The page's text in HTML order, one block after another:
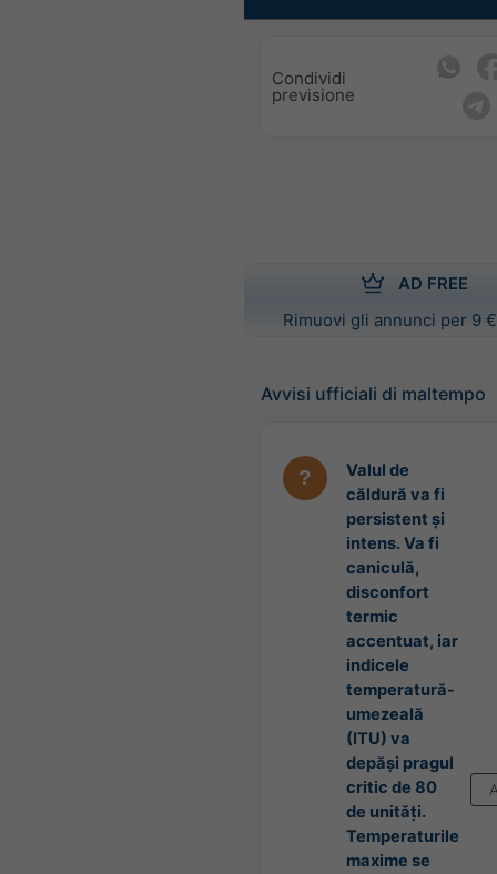
Condividi
previsione
AD FREE
Rimuovi gli annunci per 9
Avvisi ufficiali di maltempo
Valul de
căldură va fi
persistent și
intens. Va fi
caniculă,
disconfort
termic
accentuat, iar
indicele
temperatură-
umezeală
(ITU) va
depăși pragul
critic de 80
de unități.
Temperaturile
maxime se